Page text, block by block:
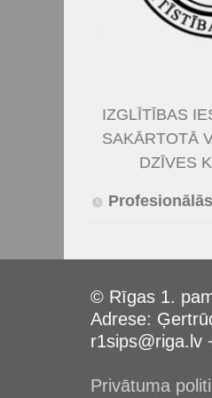
IZGLĪTĪBAS
SAKĀRTOTĀ
DZĪVES
© Rīgas 1.
Adrese:
r1sips@riga.lv
Privātuma